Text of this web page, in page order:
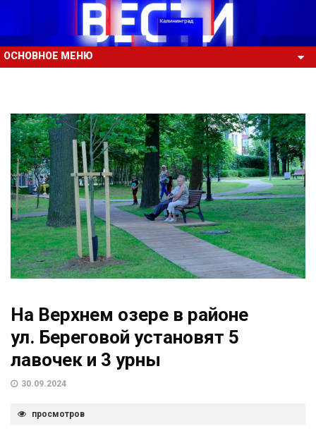
ОСНОВНОЕ МЕНЮ
На Верхнем озере в районе
ул. Береговой установят 5
лавочек и 3 урны
30.09.2024
просмотров